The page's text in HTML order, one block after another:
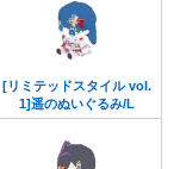
[リミテッドスタイル vol.
1]遥のぬいぐるみ/L